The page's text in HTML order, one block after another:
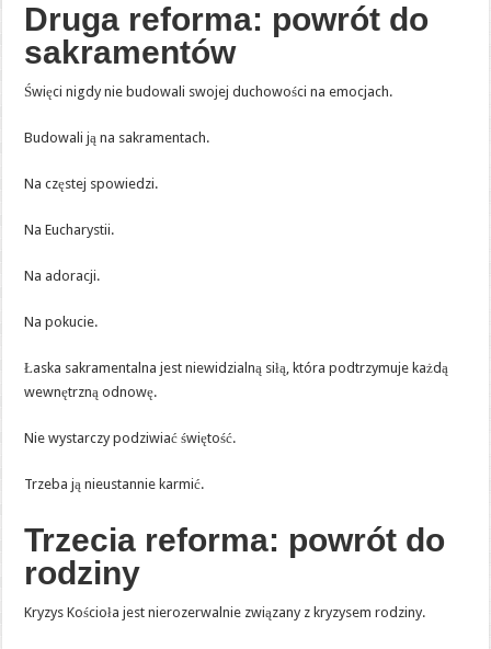
Druga reforma: powrót do
sakramentów
Święci nigdy nie budowali swojej duchowości na emocjach.
Budowali ją na sakramentach.
Na częstej spowiedzi.
Na Eucharystii.
Na adoracji.
Na pokucie.
Łaska sakramentalna jest niewidzialną siłą, która podtrzymuje każdą
wewnętrzną odnowę.
Nie wystarczy podziwiać świętość.
Trzeba ją nieustannie karmić.
Trzecia reforma: powrót do
rodziny
Kryzys Kościoła jest nierozerwalnie związany z kryzysem rodziny.